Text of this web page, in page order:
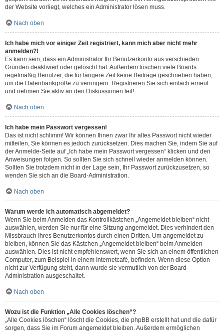
der Website vorliegt, welches ein Administrator lösen muss.
Nach oben
Ich habe mich vor einiger Zeit registriert, kann mich aber nicht mehr
anmelden?!
Es kann sein, dass ein Administrator Ihr Benutzerkonto aus verschieden
Gründen deaktiviert oder gelöscht hat. Außerdem löschen viele Boards
regelmäßig Benutzer, die für längere Zeit keine Beiträge geschrieben haben,
um die Datenbankgröße zu verringern. Registrieren Sie sich einfach erneut
und nehmen Sie aktiv an den Diskussionen teil!
Nach oben
Ich habe mein Passwort vergessen!
Das ist nicht schlimm! Wir können Ihnen zwar Ihr altes Passwort nicht wieder
mitteilen, Sie können es jedoch zurücksetzen. Dies machen Sie, indem Sie auf
der Anmelde-Seite auf „Ich habe mein Passwort vergessen“ klicken und den
Anweisungen folgen. So sollten Sie sich schnell wieder anmelden können.
Sollten Sie trotzdem nicht in der Lage sein, Ihr Passwort zurückzusetzen, so
wenden Sie sich an die Board-Administration.
Nach oben
Warum werde ich automatisch abgemeldet?
Wenn Sie beim Anmelden das Kontrollkästchen „Angemeldet bleiben“ nicht
auswählen, werden Sie nur für eine Sitzung angemeldet. Dies verhindert den
Missbrauch Ihres Benutzerkontos durch einen Dritten. Um angemeldet zu
bleiben, können Sie das Kästchen „Angemeldet bleiben“ beim Anmelden
auswählen. Dies ist nicht empfehlenswert, wenn Sie sich an einem öffentlichen
Computer, zum Beispiel in einem Internetcafé, befinden. Wenn diese Option
nicht zur Verfügung steht, dann wurde sie vermutlich von der Board-
Administration ausgeschaltet.
Nach oben
Wozu ist die Funktion „Alle Cookies löschen“?
„Alle Cookies löschen“ löscht die Cookies, die phpBB erstellt hat und die dafür
sorgen, dass Sie im Forum angemeldet bleiben. Außerdem ermöglichen